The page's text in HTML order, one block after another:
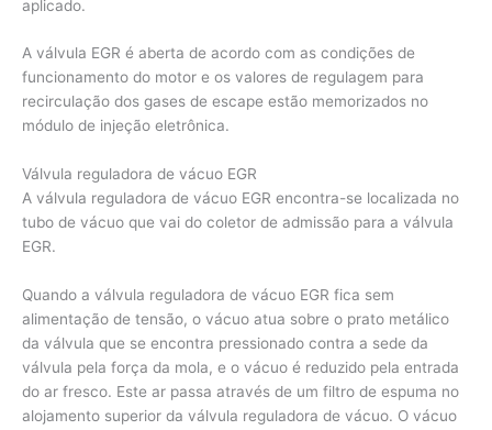
aplicado.
A válvula EGR é aberta de acordo com as condições de
funcionamento do motor e os valores de regulagem para
recirculação dos gases de escape estão memorizados no
módulo de injeção eletrônica.
Válvula reguladora de vácuo EGR
A válvula reguladora de vácuo EGR encontra-se localizada no
tubo de vácuo que vai do coletor de admissão para a válvula
EGR.
Quando a válvula reguladora de vácuo EGR fica sem
alimentação de tensão, o vácuo atua sobre o prato metálico
da válvula que se encontra pressionado contra a sede da
válvula pela força da mola, e o vácuo é reduzido pela entrada
do ar fresco. Este ar passa através de um filtro de espuma no
alojamento superior da válvula reguladora de vácuo. O vácuo